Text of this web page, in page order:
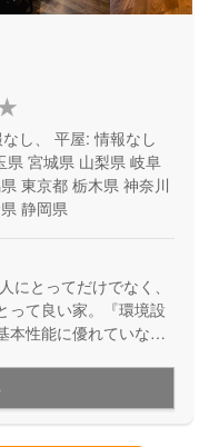
し、 平屋: 情報なし
県 宮城県 山梨県 岐阜
東京都 栃木県 神奈川
静岡県
にとってだけでなく、
って良い家。『環境設
本性能に優れていなが
。